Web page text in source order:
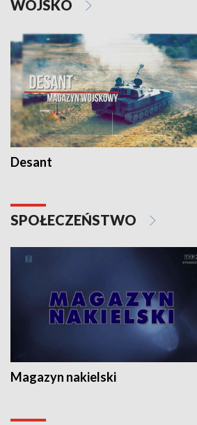
WOJSKO
Desant
SPOŁECZEŃSTWO
Magazyn nakielski